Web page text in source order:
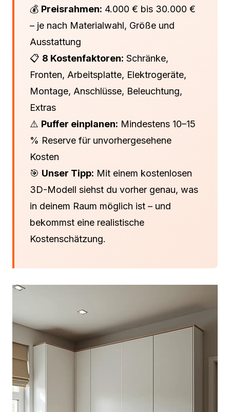
💰 Preisrahmen: 4.000 € bis 30.000 €
– je nach Materialwahl, Größe und
Ausstattung
📋 8 Kostenfaktoren: Schränke,
Fronten, Arbeitsplatte, Elektrogeräte,
Montage, Anschlüsse, Beleuchtung,
Extras
⚠️ Puffer einplanen: Mindestens 10–15
% Reserve für unvorhergesehene
Kosten
🎯 Unser Tipp: Mit einem kostenlosen
3D-Modell siehst du vorher genau, was
in deinem Raum möglich ist – und
bekommst eine realistische
Kostenschätzung.